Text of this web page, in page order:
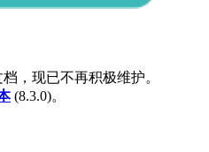
，现已不再积极维护。
(8.3.0)。